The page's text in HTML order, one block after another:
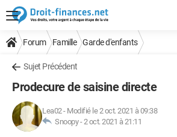
Forum Famille Garde d'enfants
Sujet Précédent
Prodecure de saisine directe
Lea02- Modifié le 2 oct. 2021 à 09:38
Snoopy -2 oct. 2021 à 21:11